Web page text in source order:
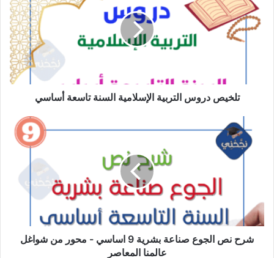
التربية
الإسلامية
السنة
تاسعة
تلخيص دروس التربية الإسلامية السنة تاسعة أساسي
الجوع
-
محور
شرح نص الجوع صناعة بشرية 9 اساسي - محور من شواغل
عالمنا المعاصر